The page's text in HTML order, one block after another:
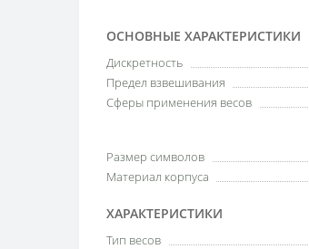
ОСНОВНЫЕ ХАРАКТЕРИСТИКИ
Дискретность
Предел взвешивания
Сферы применения весов
Размер символов
Материал корпуса
ХАРАКТЕРИСТИКИ
Тип весов